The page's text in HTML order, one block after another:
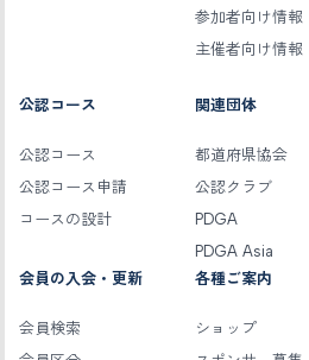
参加者向け情報
主催者向け情報
公認コース
公認コース
公認コース申請
コースの設計
関連団体
都道府県協会
公認クラブ
PDGA
PDGA Asia
会員の入会・更新
会員検索
各種ご案内
ショップ